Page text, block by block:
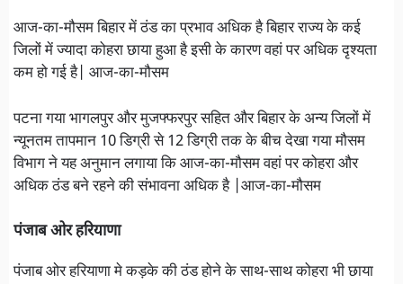
आज-का-मौसम बिहार में ठंड का प्रभाव अधिक है बिहार राज्य के कई
जिलों में ज्यादा कोहरा छाया हुआ है इसी के कारण वहां पर अधिक दृश्यता
कम हो गई है| आज-का-मौसम
पटना गया भागलपुर और मुजफ्फरपुर सहित और बिहार के अन्य जिलों में
न्यूनतम तापमान 10 डिग्री से 12 डिग्री तक के बीच देखा गया मौसम
विभाग ने यह अनुमान लगाया कि आज-का-मौसम वहां पर कोहरा और
अधिक ठंड बने रहने की संभावना अधिक है |आज-का-मौसम
पंजाब ओर हरियाणा
पंजाब ओर हरियाणा मे कड़के की ठंड होने के साथ-साथ कोहरा भी छाया